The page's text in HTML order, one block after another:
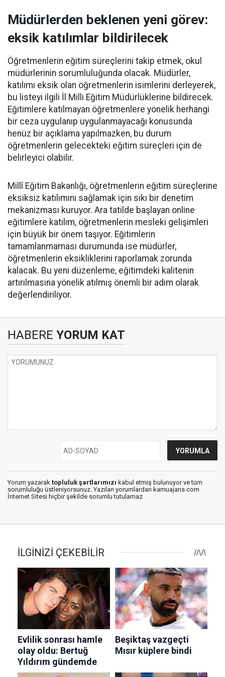
Müdürlerden beklenen yeni görev:
eksik katılımlar bildirilecek
Öğretmenlerin eğitim süreçlerini takip etmek, okul
müdürlerinin sorumluluğunda olacak. Müdürler,
katılımı eksik olan öğretmenlerin isimlerini derleyerek,
bu listeyi ilgili İl Milli Eğitim Müdürlüklerine bildirecek.
Eğitimlere katılmayan öğretmenlere yönelik herhangi
bir ceza uygulanıp uygulanmayacağı konusunda
henüz bir açıklama yapılmazken, bu durum
öğretmenlerin gelecekteki eğitim süreçleri için de
belirleyici olabilir.
Millî Eğitim Bakanlığı, öğretmenlerin eğitim süreçlerine
eksiksiz katılımını sağlamak için sıkı bir denetim
mekanizması kuruyor. Ara tatilde başlayan online
eğitimlere katılım, öğretmenlerin mesleki gelişimleri
için büyük bir önem taşıyor. Eğitimlerin
tamamlanmaması durumunda ise müdürler,
öğretmenlerin eksikliklerini raporlamak zorunda
kalacak. Bu yeni düzenleme, eğitimdeki kalitenin
artırılmasına yönelik atılmış önemli bir adım olarak
değerlendiriliyor.
HABERE YORUM KAT
Yorum yazarak topluluk şartlarımızı kabul etmiş bulunuyor ve tüm
sorumluluğu üstleniyorsunuz. Yazılan yorumlardan kamuajans.com
İnternet Sitesi hiçbir şekilde sorumlu tutulamaz